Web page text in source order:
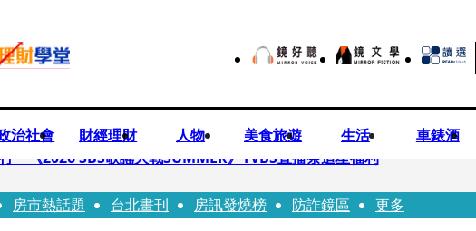
治社會 財經理財 人物 美食旅遊 生活 車錶酒
《2026 SBS歌謠大戰SUMMER》TVBS直播祭追星福利
宏碁派任李文詳接掌兆基屋管2天就喊撤出！
房市熱話題 台北畫刊 房訊發燒榜 防詐鏡區 更多